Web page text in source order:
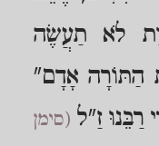
לֹא תַעֲשֶׂה
הַתּוֹרָה אָדָם"
רַבֵּנוּ זַ"ל (סימן